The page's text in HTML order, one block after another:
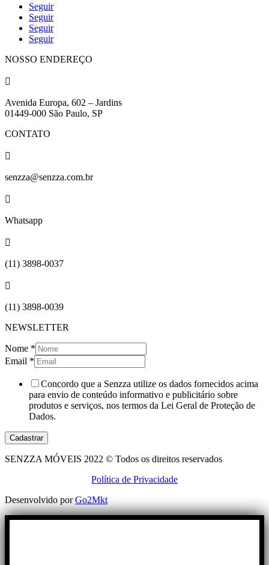
Seguir
Seguir
Seguir
Seguir
NOSSO ENDEREÇO

Avenida Europa, 602 – Jardins
01449-000 São Paulo, SP
CONTATO

senzza@senzza.com.br

Whatsapp

(11) 3898-0037

(11) 3898-0039
NEWSLETTER
Nome *
Email *
Concordo que a Senzza utilize os dados fornecidos acima
para envio de conteúdo informativo e publicitário sobre
produtos e serviços, nos termos da Lei Geral de Proteção de
Dados.
Cadastrar
SENZZA MÓVEIS 2022 © Todos os direitos reservados
Política de Privacidade
Desenvolvido porGo2Mkt